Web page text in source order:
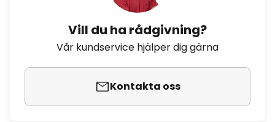
Vill du ha rådgivning?
Vår kundservice hjälper dig gärna
Kontakta oss